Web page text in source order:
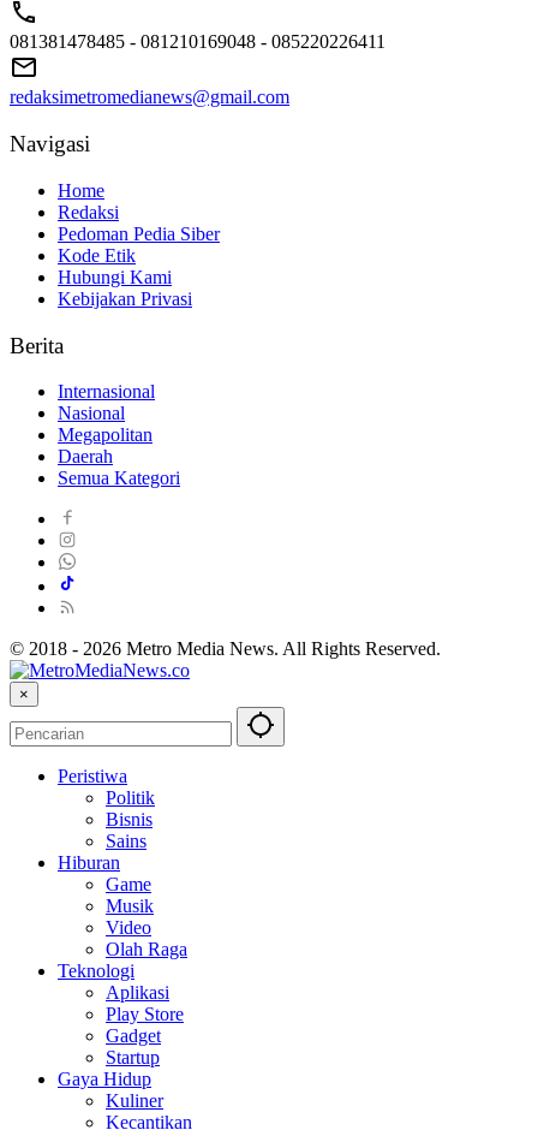
081381478485 - 081210169048 - 085220226411
redaksimetromedianews@gmail.com
Navigasi
Home
Redaksi
Pedoman Pedia Siber
Kode Etik
Hubungi Kami
Kebijakan Privasi
Berita
Internasional
Nasional
Megapolitan
Daerah
Semua Kategori
© 2018 - 2026 Metro Media News. All Rights Reserved.
×
Peristiwa
Politik
Bisnis
Sains
Hiburan
Game
Musik
Video
Olah Raga
Teknologi
Aplikasi
Play Store
Gadget
Startup
Gaya Hidup
Kuliner
Kecantikan